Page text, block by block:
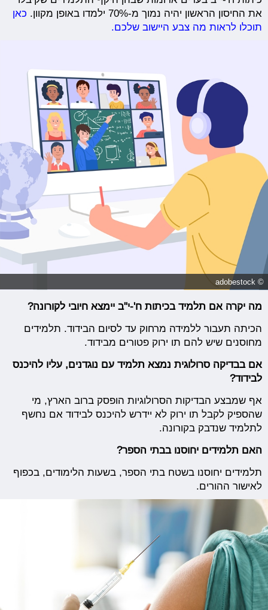
את החיסון הראשון יהיה נמוך מ-70% ילמדו באופן מקוון.
כאן
תוכלו לראות מה צבע היישוב שלכם.
© adobestock
מה יקרה אם תלמיד בכיתות ח'-י"ב יימצא חיובי לקורונה?
הכיתה תעבור ללמידה מרחוק עד לסיום הבידוד. תלמידים
מחוסנים שיש להם תו ירוק פטורים מבידוד.
אם בבדיקה סרולוגית נמצא תלמיד עם נוגדנים, עליו להיכנס
לבידוד?
אף שמבצע הבדיקות הסרולוגיות הופסק ברוב הארץ, מי
שהספיק לקבל תו ירוק לא יידרש להיכנס לבידוד אם נחשף
לתלמיד שנדבק בקורונה.
האם תלמידים יחוסנו בבתי הספר?
תלמידים יחוסנו בשטח בתי הספר, בשעות הלימודים, בכפוף
לאישור ההורים.